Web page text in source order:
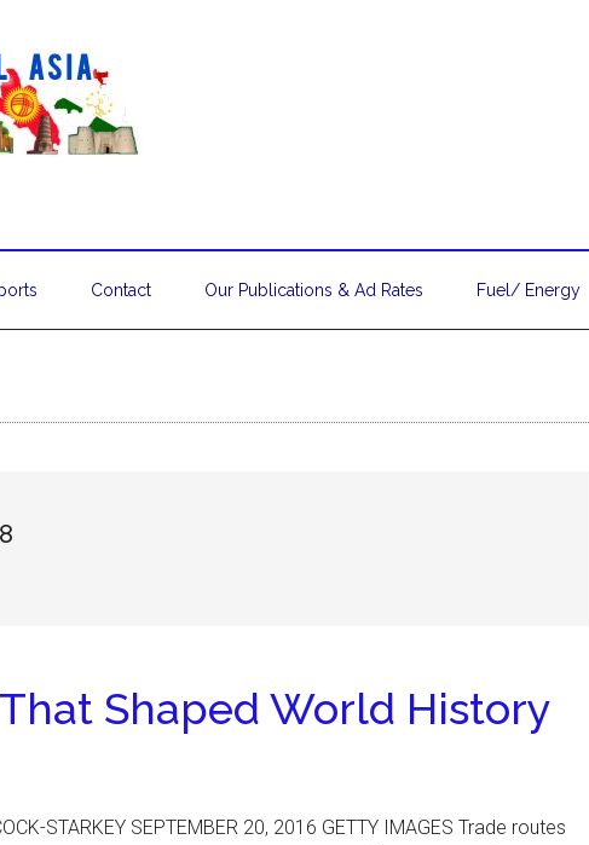
Contact Our Publications & Ad Rates Fuel/ Energy
Shaped World History
STARKEY SEPTEMBER 20, 2016 GETTY IMAGES Trade routes